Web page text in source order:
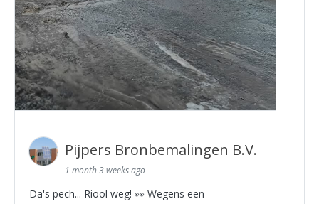
Pijpers Bronbemalingen B.V.
1 month 3 weeks ago
Da's pech... Riool weg! 👀 Wegens een